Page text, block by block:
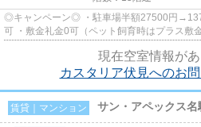
◎キャンペーン◎ ・駐車場半額27500円
可 ・敷金礼金0可（ペット飼育時はプラス
現在空室情報があ
カスタリア伏見へのお
賃貸｜マンション サン・アペックス名